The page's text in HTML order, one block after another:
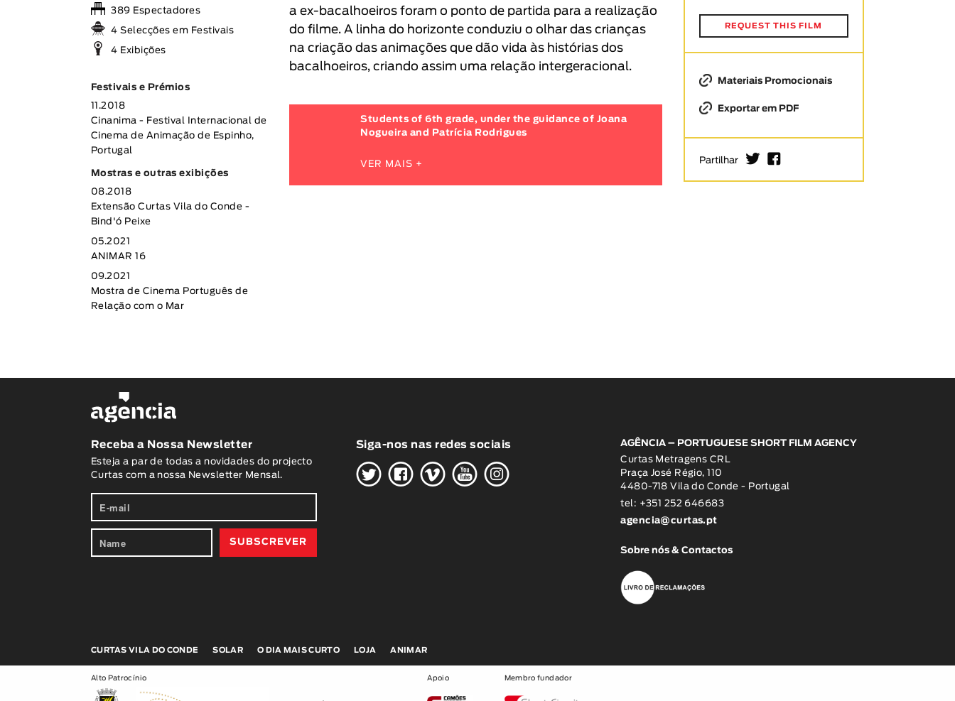
REQUEST THIS FILM
Materiais Promocionais
Exportar em PDF
Partilhar I F
a ex-bacalhoeiros foram o ponto de partida para a realização
do filme. A linha do horizonte conduziu o olhar das crianças
na criação das animações que dão vida às histórias dos
bacalhoeiros, criando assim uma relação intergeracional.
Students of 6th grade, under the guidance of Joana
Nogueira and Patrícia Rodrigues
VER MAIS +
389 Espectadores
4 Selecções em Festivais
4 Exibições
Festivais e Prémios
11.2018
Cinanima - Festival Internacional de
Cinema de Animação de Espinho,
Portugal
Mostras e outras exibições
08.2018
Extensão Curtas Vila do Conde -
Bind'ó Peixe
05.2021
ANIMAR 16
09.2021
Mostra de Cinema Português de
Relação com o Mar
Receba a Nossa Newsletter
Esteja a par de todas a novidades do projecto
Curtas com a nossa Newsletter Mensal.
Siga-nos nas redes sociais
HGWOK
AGÊNCIA – PORTUGUESE SHORT FILM AGENCY
Curtas Metragens CRL
Praça José Régio, 110
4480-718 Vila do Conde - Portugal
tel: +351 252 646683
agencia@curtas.pt
Sobre nós & Contactos
CURTAS VILA DO CONDE SOLAR O DIA MAIS CURTO LOJA ANIMAR
Alto Patrocínio Apoio Membro fundador